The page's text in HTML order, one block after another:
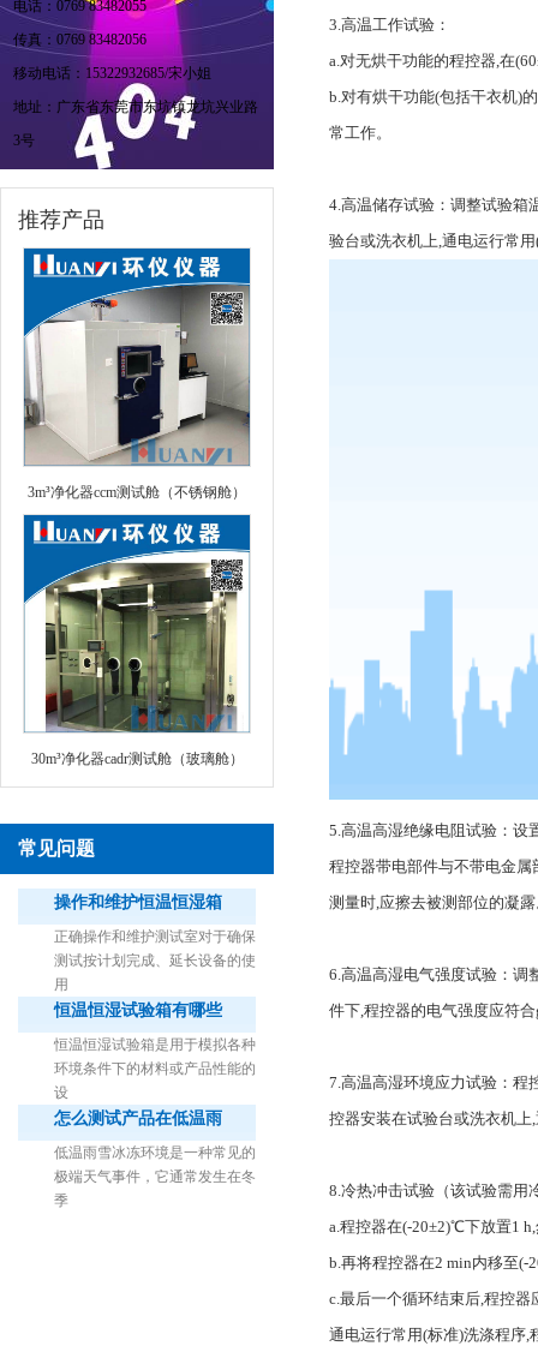
电话：0769 83482055
传真：0769 83482056
移动电话：15322932685/宋小姐
地址：广东省东莞市东坑镇龙坑兴业路
3号
推荐产品
3m³净化器ccm测试舱（不锈钢舱）
30m³净化器cadr测试舱（玻璃舱）
常见问题
操作和维护恒温恒湿箱
正确操作和维护测试室对于确保
测试按计划完成、延长设备的使
用
恒温恒湿试验箱有哪些
恒温恒湿试验箱是用于模拟各种
环境条件下的材料或产品性能的
设
怎么测试产品在低温雨
低温雨雪冰冻环境是一种常见的
极端天气事件，它通常发生在冬
季
3.高温工作试验：
a.对无烘干功能的程控器,在
b.对有烘干功能(包括干衣机)
常工作。
4.高温储存试验：调整试验箱
验台或洗衣机上,通电运行常
5.高温高湿绝缘电阻试验：设
程控器带电部件与不带电金
测量时,应擦去被测部位的凝
6.高温高湿电气强度试验：调
件下,程控器的电气强度应符
7.高温高湿环境应力试验：程
控器安装在试验台或洗衣机
8.冷热冲击试验（该试验需用
a.程控器在(-20±2)℃下放置1
b.再将程控器在2 min内移至
c.最后一个循环结束后,程控
通电运行常用(标准)洗涤程序,